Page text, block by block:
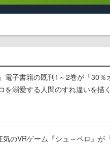
電子書籍の既刊1～2巻が「30
を溺愛する人間のすれ違いを描く
気のVRゲーム『シュ～ペロ』が